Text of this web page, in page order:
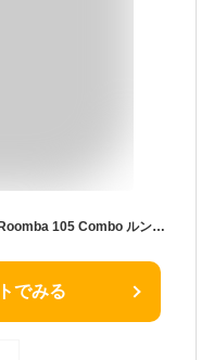
【期間限定 4,483円OFF】 4/18新発売 Roomba 105 Combo ルンバ アイロボット 公式 ロボット掃除機 2025 お掃除ロボット 掃除ロボット 床拭き 水拭き 拭き掃除 掃除機 最新 マッピング 小型 irobot roomba 日本 国内 正規品 メーカー保証 延長保証 送料無料
でみる